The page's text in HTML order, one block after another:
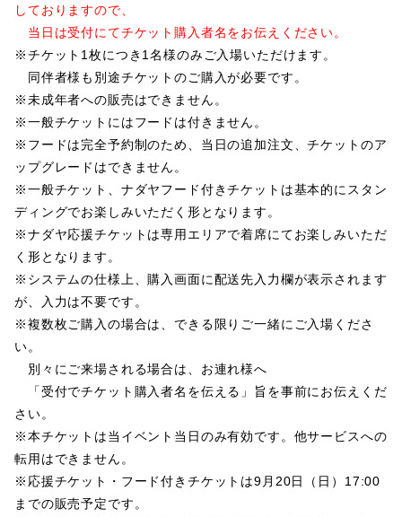
しておりますので、
当日は受付にてチケット購入者名をお伝えください。
※チケット1枚につき1名様のみご入場いただけます。
同伴者様も別途チケットのご購入が必要です。
※未成年者への販売はできません。
※一般チケットにはフードは付きません。
※フードは完全予約制のため、当日の追加注文、チケットのア
ップグレードはできません。
※一般チケット、ナダヤフード付きチケットは基本的にスタン
ディングでお楽しみいただく形となります。
※ナダヤ応援チケットは専用エリアで着席にてお楽しみいただ
く形となります。
※システムの仕様上、購入画面に配送先入力欄が表示されます
が、入力は不要です。
※複数枚ご購入の場合は、できる限りご一緒にご入場くださ
い。
別々にご来場される場合は、お連れ様へ
「受付でチケット購入者名を伝える」旨を事前にお伝えくだ
さい。
※本チケットは当イベント当日のみ有効です。他サービスへの
転用はできません。
※応援チケット・フード付きチケットは9月20日（日）17:00
までの販売予定です。